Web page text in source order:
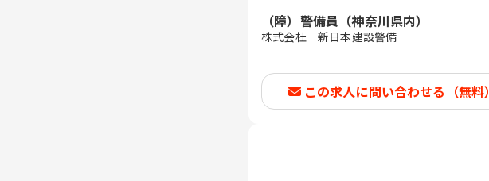
（障）警備員（神奈川県内）
株式会杜 新日本建設警備
この求人に問い合わせる（無料）